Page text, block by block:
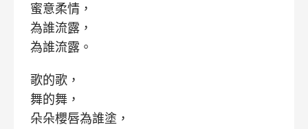
蜜意柔情，
為誰流露，
為誰流露。
歌的歌，
舞的舞，
朵朵櫻唇為誰塗，